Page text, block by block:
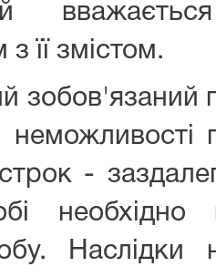
її змістом.
зобов'язаний
-
необхідно
Наслідки